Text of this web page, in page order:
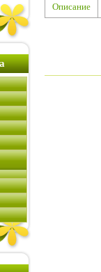
Описание